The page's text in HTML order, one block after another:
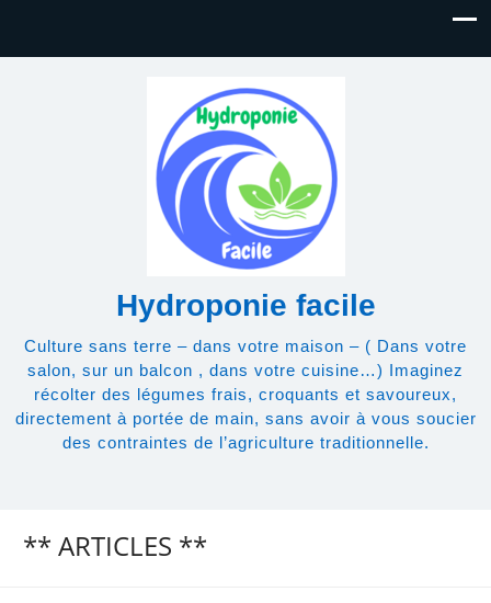
Hydroponie facile
Culture sans terre – dans votre maison – ( Dans votre
salon, sur un balcon , dans votre cuisine…) Imaginez
récolter des légumes frais, croquants et savoureux,
directement à portée de main, sans avoir à vous soucier
des contraintes de l’agriculture traditionnelle.
** ARTICLES **